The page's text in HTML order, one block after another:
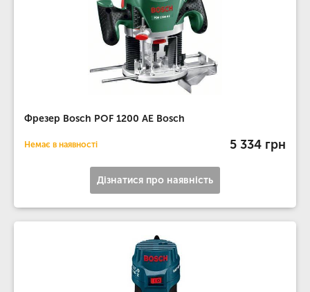
Фрезер Bosch POF 1200 AE Bosch
Немає в наявності 5 334 грн
Дізнатися про наявність